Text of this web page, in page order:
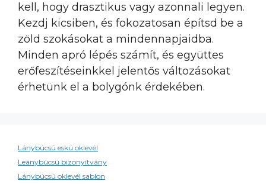
kell, hogy drasztikus vagy azonnali legyen.
Kezdj kicsiben, és fokozatosan építsd be a
zöld szokásokat a mindennapjaidba.
Minden apró lépés számít, és együttes
erőfeszítéseinkkel jelentős változásokat
érhetünk el a bolygónk érdekében.
Lánybúcsú eskü oklevél
Leánybúcsú bizonyítvány
Lánybúcsú oklevél sablon